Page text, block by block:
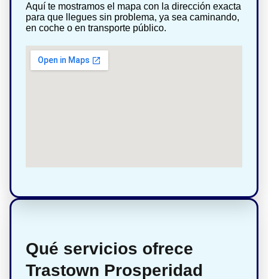
Aquí te mostramos el mapa con la dirección exacta
para que llegues sin problema, ya sea caminando,
en coche o en transporte público.
Qué servicios ofrece
Trastown Prosperidad